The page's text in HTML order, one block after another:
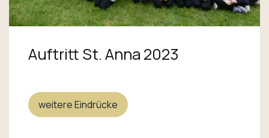
Auftritt St. Anna 2023
weitere Eindrücke